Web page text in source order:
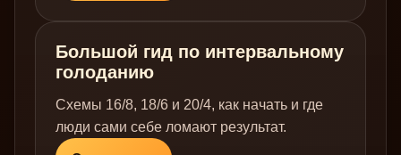
Большой гид по интервальному
голоданию
Схемы 16/8, 18/6 и 20/4, как начать и где
люди сами себе ломают результат.